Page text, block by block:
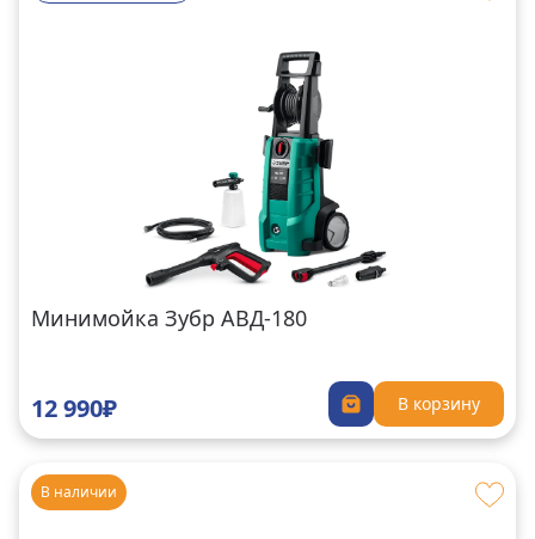
Минимойка Зубр АВД-180
12 990₽ В корзину
В наличии